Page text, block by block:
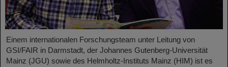
Einem internationalen Forschungsteam unter Leitung von
GSI/FAIR in Darmstadt, der Johannes Gutenberg-Universität
Mainz (JGU) sowie des Helmholtz-Instituts Mainz (HIM) ist es